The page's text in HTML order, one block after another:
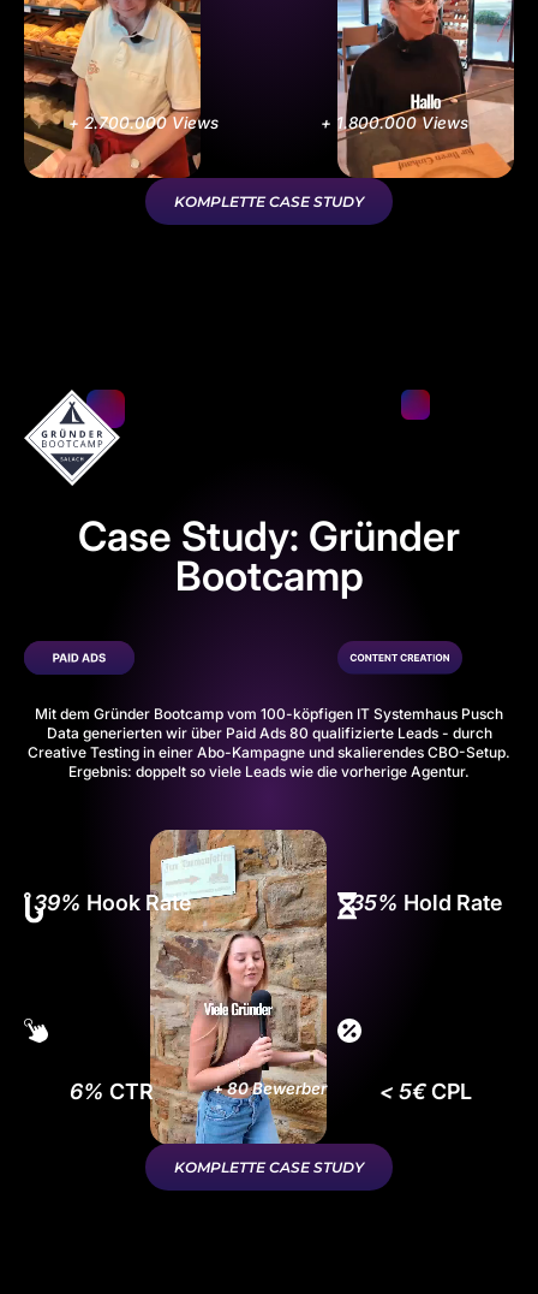
+ 1.800.000 Views
+ 2.700.000 Views
KOMPLETTE CASE STUDY
Case Study: Gründer
Bootcamp
Mit dem Gründer Bootcamp vom 100-köpfigen IT Systemhaus Pusch
Data generierten wir über Paid Ads 80 qualifizierte Leads - durch
Creative Testing in einer Abo-Kampagne und skalierendes CBO-Setup.
Ergebnis: doppelt so viele Leads wie die vorherige Agentur.
+ 80 Bewerber
6% CTR
39% Hook Rate 35% Hold Rate
< 5€CPL
KOMPLETTE CASE STUDY